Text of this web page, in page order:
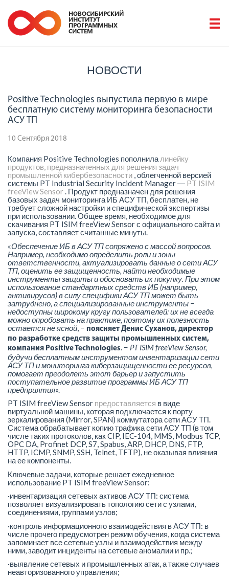
НОВОСТИ
Positive Technologies выпустила первую в мире
бесплатную систему мониторинга безопасности
АСУ ТП
10 Сентября 2018
Компания Positive Technologies пополнила линейку
продуктов, предназначенных для решения задач
промышленной кибербезопасности , облегченной версией
системы PT Industrial Security Incident Manager ― PT ISIM
freeView Sensor. Продукт предназначен для решения
базовых задач мониторинга ИБ АСУ ТП, бесплатен, не
требует сложной настройки и специфической экспертизы
при использовании. Общее время, необходимое для
скачивания PT ISIM freeView Sensor с официального сайта и
запуска, составляет считанные минуты.
«Обеспечение ИБ в АСУ ТП сопряжено с массой вопросов.
Например, необходимо определить роли и зоны
ответственности, актуализировать данные о сети АСУ
ТП, оценить ее защищенность, найти необходимые
инструменты защиты и обосновать их покупку. При этом
использование стандартных средств ИБ (например,
антивирусов) в силу специфики АСУ ТП может быть
затруднено, а специализированные инструменты −
недоступны широкому кругу пользователей: их не всегда
можно опробовать на практике, поэтому их полезность
остается не ясной , − поясняет Денис Суханов, директор
по разработке средств защиты промышленных систем,
компания Positive Technologies . − PT ISIM freeView Sensor,
будучи бесплатным инструментом инвентаризации сети
АСУ ТП и мониторинга киберзащищенности ее ресурсов,
помогает преодолеть этот барьер и запустить
поступательное развитие программы ИБ АСУ ТП
предприятия».
PT ISIM freeView Sensor предоставляется в виде
виртуальной машины, которая подключается к порту
зеркалирования (Mirror, SPAN) коммутатора сети АСУ ТП.
Система обрабатывает копию трафика сети АСУ ТП (в том
числе таких протоколов, как CIP, IEC-104, MMS, Modbus TCP,
OPC DA, Profinet DCP, S7, Spabus, ARP, DHCP, DNS, FTP,
HTTP, ICMP, SNMP, SSH, Telnet, TFTP), не оказывая влияния
на ее компоненты.
Ключевые задачи, которые решает ежедневное
использование PT ISIM freeView Sensor:
·инвентаризация сетевых активов АСУ ТП: система
позволяет визуализировать топологию сети с узлами,
соединениями, группами узлов;
·контроль информационного взаимодействия в АСУ ТП: в
числе прочего предусмотрен режим обучения, когда система
запоминает все сетевые узлы и взаимодействия между
ними, заводит инциденты на сетевые аномалии и пр.;
·выявление сетевых и промышленных атак, а также случаев
неавторизованного управления;